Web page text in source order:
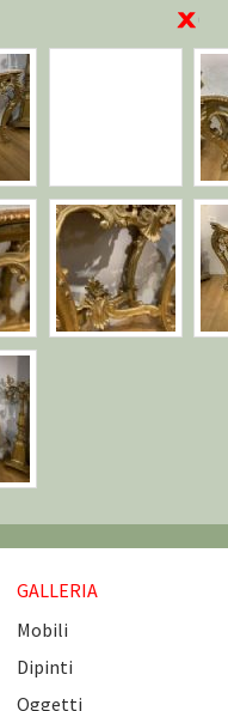
GALLERIA
Mobili
Dipinti
Oggetti